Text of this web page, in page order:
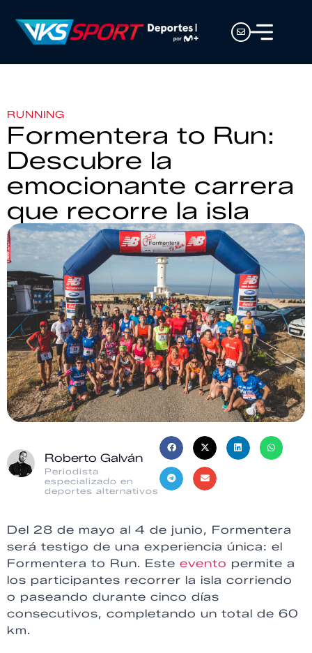
RUNNING
Formentera to Run:
Descubre la
emocionante carrera
que recorre la isla
Roberto Galván
Periodista
especializado en
deportes alternativos
Del 28 de mayo al 4 de junio, Formentera
será testigo de una experiencia única: el
Formentera to Run. Este evento permite a
los participantes recorrer la isla corriendo
o paseando durante cinco días
consecutivos, completando un total de 60
km.